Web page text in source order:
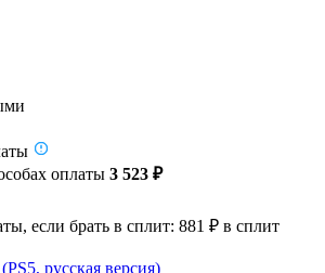
оплаты 3 523 ₽
если брать в сплит: 881 ₽ в сплит
русская версия)